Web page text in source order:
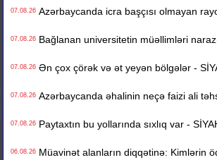
07.08.26Azərbaycanda icra başçısı olmayan
07.08.26Bağlanan universitetin müəllimləri
07.08.26Ən çox çörək və ət yeyən bölgələr -
07.08.26Azərbaycanda əhalinin neçə faizi ali
07.08.26Paytaxtın bu yollarında sıxlıq var -
06.08.26Müavinət alanların diqqətinə: Kimlərin